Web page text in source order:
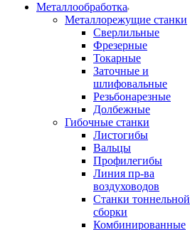
Металлообработка
Металлорежущие станки
Сверлильные
Фрезерные
Токарные
Заточные и
шлифовальные
Резьбонарезные
Долбежные
Гибочные станки
Листогибы
Вальцы
Профилегибы
Линия пр-ва
воздуховодов
Станки тоннельной
сборки
Комбинированные